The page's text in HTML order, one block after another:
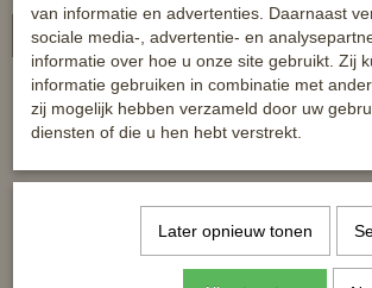
In winkelwagen
Al 10 jaar shoppen voor de
van informatie en advertenties. Daarnaast
sociale media-, advertentie- en
informatie over hoe u onze site gebruikt. Zij
informatie gebruiken in combinatie met
zij mogelijk hebben verzameld door uw
diensten of die u hen hebt verstrekt.
Later opnieuw tonen